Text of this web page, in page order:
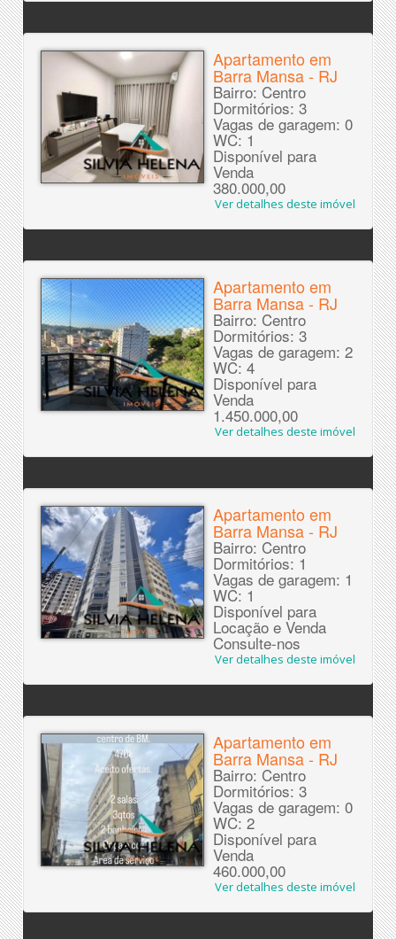
Apartamento em
Barra Mansa - RJ
Bairro: Centro
Dormitórios: 3
Vagas de garagem: 0
WC: 1
Disponível para
Venda
380.000,00
Ver detalhes deste imóvel
Apartamento em
Barra Mansa - RJ
Bairro: Centro
Dormitórios: 3
Vagas de garagem: 2
WC: 4
Disponível para
Venda
1.450.000,00
Ver detalhes deste imóvel
Apartamento em
Barra Mansa - RJ
Bairro: Centro
Dormitórios: 1
Vagas de garagem: 1
WC: 1
Disponível para
Locação e Venda
Consulte-nos
Ver detalhes deste imóvel
Apartamento em
Barra Mansa - RJ
Bairro: Centro
Dormitórios: 3
Vagas de garagem: 0
WC: 2
Disponível para
Venda
460.000,00
Ver detalhes deste imóvel